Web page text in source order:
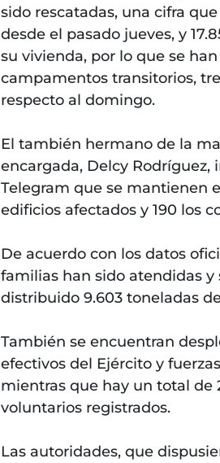
sido rescatadas, una cifra
desde el pasado jueves, y
su vivienda, por lo que se
campamentos transitorios,
respecto al domingo.
El también hermano de la
encargada, Delcy Rodríguez,
Telegram que se mantienen
edificios afectados y 190 los
De acuerdo con los datos
familias han sido atendidas y
distribuido 9.603 toneladas
También se encuentran
efectivos del Ejército y
mientras que hay un total de
voluntarios registrados.
Las autoridades, que